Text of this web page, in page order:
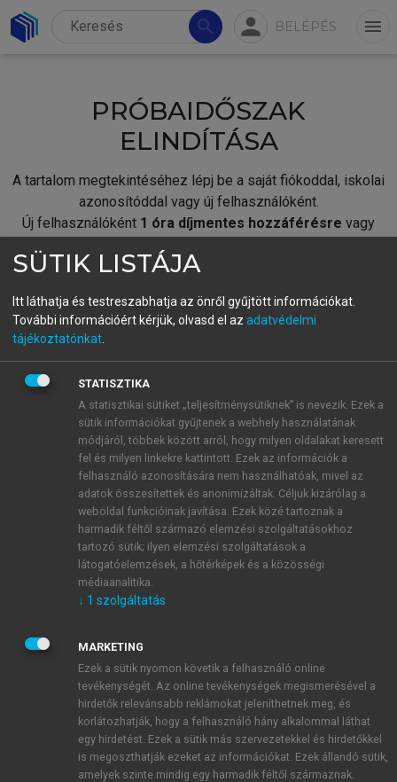
search person BELÉPÉS menu
PRÓBAIDŐSZAK
ELINDÍTÁSA
A tartalom megtekintéséhez lépj be a saját fiókoddal, iskolai
azonosítóddal vagy új felhasználóként.
Új felhasználóként 1 óra díjmentes hozzáférésre vagy
fiókoddal,vagy hozz létre új fiókot.
A regisztráció után apróbaidőszakautomatikusan
BELÉPÉS SAJÁT FIÓKKAL
ÚJ FIÓK LÉTREHOZÁSA
1 óra díjmentes hozzáférés
E-MAIL-CÍM
JELSZÓ
JELSZÓ ÚJRA
Kérek értesítést a MeRSZ újdonságairól, akcióiról.
SÜTIK LISTÁJA
Itt láthatja és testreszabhatja az önről gyűjtött információkat.
További információért kérjük, olvasd el az adatvédelmi
tájékoztatónkat
STATISZTIKA
A statisztikai sütiket „teljesítménysütiknek” is nevezik. Ezek a
sütik információkat gyűjtenek a webhely használatának
módjáról, többek között arról, hogy milyen oldalakat keresett
fel és milyen linkekre kattintott. Ezek az információk a
felhasználó azonosítására nem használhatóak, mivel az
adatok összesítettek és anonimizáltak. Céljuk kizárólag a
weboldal funkcióinak javítása. Ezek közé tartoznak a
harmadik féltől származó elemzési szolgáltatásokhoz
tartozó sütik; ilyen elemzési szolgáltatások a
látogatóelemzések, a hőtérképek és a közösségi
médiaanalitika.
↓ 1 szolgáltatás
MARKETING
Ezek a sütik nyomon követik a felhasználó online
tevékenységét. Az online tevékenységek megismerésével a
hirdetők relevánsabb reklámokat jeleníthetnek meg, és
korlátozhatják, hogy a felhasználó hány alkalommal láthat
egy hirdetést. Ezek a sütik más szervezetekkel és hirdetőkkel
is megoszthatják ezeket az információkat. Ezek állandó sütik,
amelyek szinte mindig egy harmadik féltől származnak.